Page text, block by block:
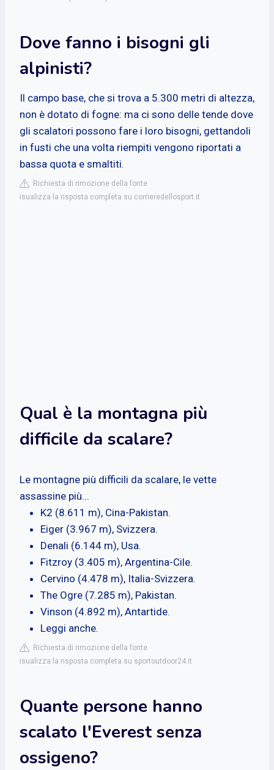
Dove fanno i bisogni gli
alpinisti?
Il campo base, che si trova a 5.300 metri di altezza,
non è dotato di fogne: ma ci sono delle tende dove
gli scalatori possono fare i loro bisogni, gettandoli
in fusti che una volta riempiti vengono riportati a
bassa quota e smaltiti.
Richiesta di rimozione della fonte
isualizza la risposta completa su corrieredellosport.it
Qual è la montagna più
difficile da scalare?
Le montagne più difficili da scalare, le vette
assassine più...
K2 (8.611 m), Cina-Pakistan.
Eiger (3.967 m), Svizzera.
Denali (6.144 m), Usa.
Fitzroy (3.405 m), Argentina-Cile.
Cervino (4.478 m), Italia-Svizzera.
The Ogre (7.285 m), Pakistan.
Vinson (4.892 m), Antartide.
Leggi anche.
Richiesta di rimozione della fonte
isualizza la risposta completa su sportoutdoor24.it
Quante persone hanno
scalato l'Everest senza
ossigeno?